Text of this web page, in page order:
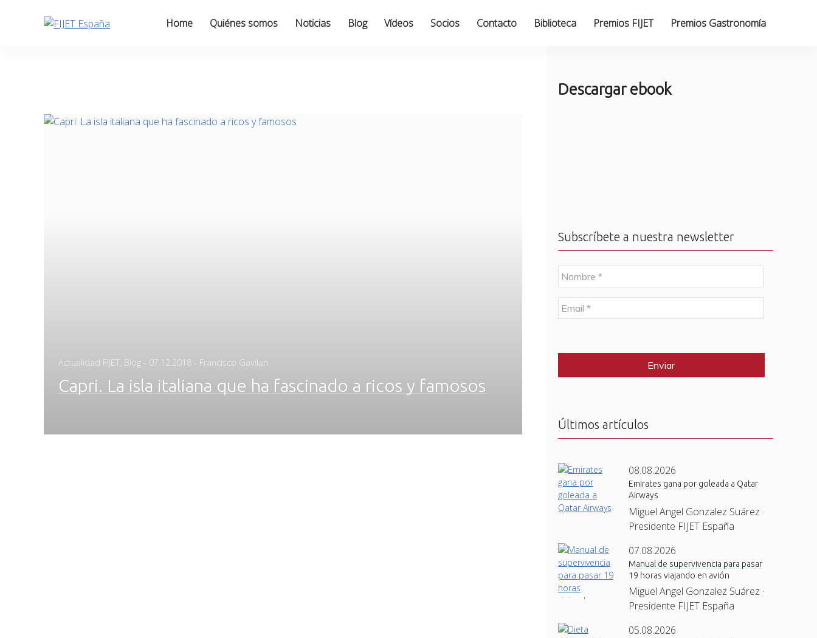
Home Quiénes somos Noticias Blog Vídeos Socios Contacto Biblioteca Premios FIJET Premios Gastronomía
Actualidad FIJET, Blog - Posted
07.12.2018 - Francisco Gavilan
Capri. La isla italiana que ha fascinado a ricos y famosos
Descargar ebook
Subscríbete a nuestra newsletter
N
o
m
b
r
E
m
l
Últimos artículos
08.08.2026
Emirates gana por goleada a Qatar
Airways
Miguel Angel Gonzalez Suárez ·
Presidente FIJET España
07.08.2026
Manual de supervivencia para pasar
19 horas viajando en avión
Miguel Angel Gonzalez Suárez ·
Presidente FIJET España
05.08.2026